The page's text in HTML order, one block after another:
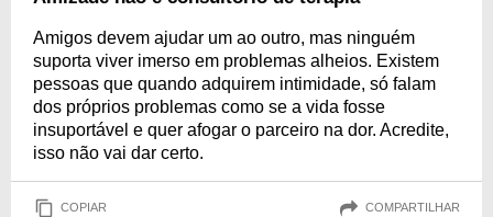
Amigos devem ajudar um ao outro, mas ninguém
suporta viver imerso em problemas alheios. Existem
pessoas que quando adquirem intimidade, só falam
dos próprios problemas como se a vida fosse
insuportável e quer afogar o parceiro na dor. Acredite,
isso não vai dar certo.
COPIAR COMPARTILHAR